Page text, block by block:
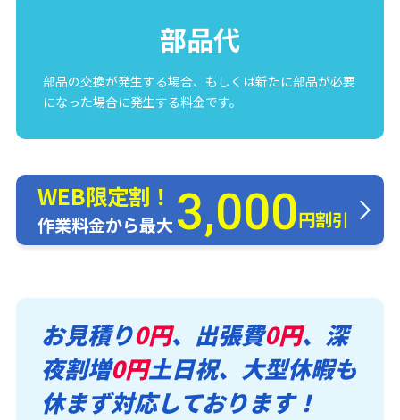
部品代
部品の交換が発生する場合、もしくは新たに部品が必要
になった場合に発生する料金です。
WEB限定割！
作業料金から最大3,000円割引
お見積り0円、出張費0円、深
夜割増0円土日祝、大型休暇も
休まず対応しております！